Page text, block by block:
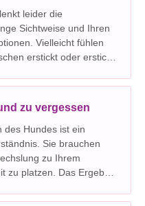
leider die
Sichtweise und Ihren
Vielleicht fühlen
erstickt oder erstickt.
Ihre Fähigkeit, Ihre
zu vergessen
des Hundes ist ein
Sie brauchen
zu Ihrem
zu platzen. Das Ergebnis
bezieht sich darauf, wie